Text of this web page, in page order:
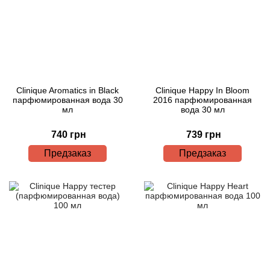
Clinique Aromatics in Black
парфюмированная вода 30
мл
740 грн
Предзаказ
Clinique Happy In Bloom
2016 парфюмированная
вода 30 мл
739 грн
Предзаказ